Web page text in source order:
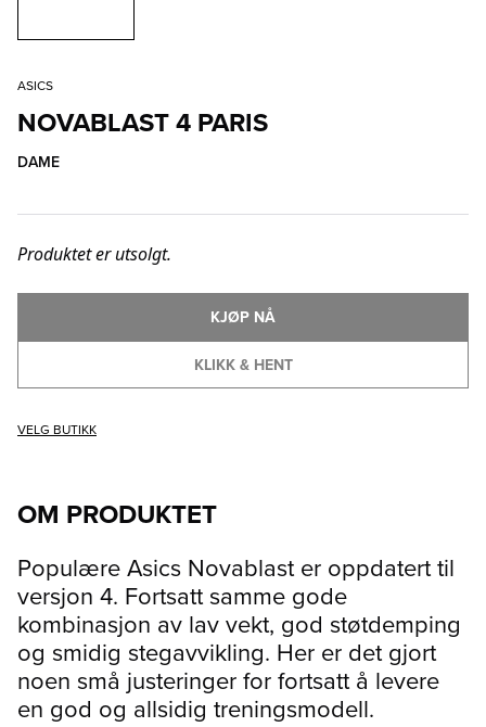
ASICS
NOVABLAST 4 PARIS
DAME
Produktet er utsolgt.
KLIKK & HENT
KJØP NÅ
VELG BUTIKK
OM PRODUKTET
Populære Asics Novablast er oppdatert til
versjon 4. Fortsatt samme gode
kombinasjon av lav vekt, god støtdemping
og smidig stegavvikling. Her er det gjort
noen små justeringer for fortsatt å levere
en god og allsidig treningsmodell.